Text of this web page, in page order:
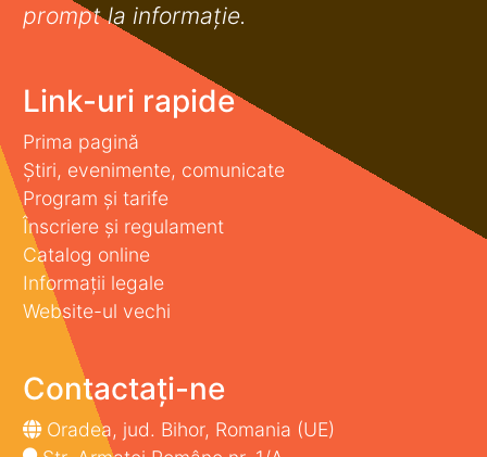
prompt la informaţie.
Link-uri rapide
Prima pagină
Știri, evenimente, comunicate
Program și tarife
Înscriere și regulament
Catalog online
Informații legale
Website-ul vechi
Contactați-ne
Oradea, jud. Bihor, Romania (UE)